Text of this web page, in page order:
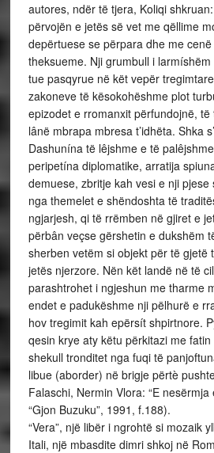
autores, ndër të tjera, Koliqi
përvojën e jetës së vet me qëllime
depërtuese se përpara dhe me
theksueme. Nji grumbull i
tue pasqyrue në kët vepër
zakoneve të kësokohëshme plot
epizodet e rromanxit përfundojnë,
lânë mbrapa mbresa t’idhëta. Shka
Dashunína të lêjshme e të
peripetína diplomatike, arratija
demuese, zbritje kah vesi e nji
nga themelet e shëndoshta të
ngjarjesh, qi të rrëmben në gjiret e
përbân veçse gërshetin e dukshëm
sherben vetëm si objekt për të gjetë
jetës njerzore. Nën kët landë në të
parashtrohet i ngjeshun me tharme
endet e padukëshme nji pëlhurë e
hov tregimit kah epërsít shpirtnore.
qesin krye aty këtu përkitazi me
shekull tronditet nga fuqi të
libue (aborder) në brigje përtè
Falaschi, Nermin Vlora: “E nesërmja
“Gjon Buzuku”, 1991, f.188).
“Vera”, një libër i ngrohtë si mozaik
Itali, një mbasdite dimri shkoj në